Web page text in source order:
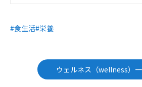
#食生活#栄養
ウェルネス（wellness）